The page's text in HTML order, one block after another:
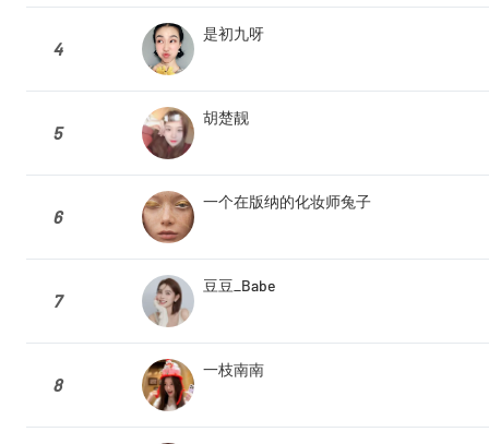
4
是初九呀
5
胡楚靓
6
一个在版纳的化妆师兔子
7
豆豆_Babe
8
一枝南南